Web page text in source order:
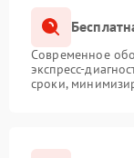
Современное
экспресс-
сроки,